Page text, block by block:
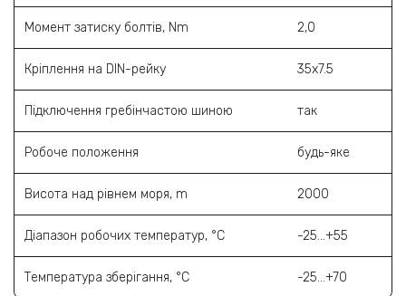
Момент затиску болтів, Nm 2,0
Кріплення на DIN-рейку 35х7.5
Підключення гребінчастою шиною так
Робоче положення будь-яке
Висота над рівнем моря, m 2000
Діапазон робочих температур, °C -25…+55
Температура зберігання, °C -25…+70